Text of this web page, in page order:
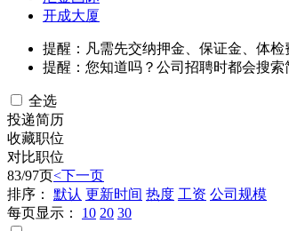
开成大厦
提醒：凡需先交纳押金、保证金、体
提醒：您知道吗？公司招聘时都会搜索
全选
投递简历
收藏职位
对比职位
83/97页<下一页
排序：
默认 更新时间 热度 工资 公司规模
每页显示：
10 20 30